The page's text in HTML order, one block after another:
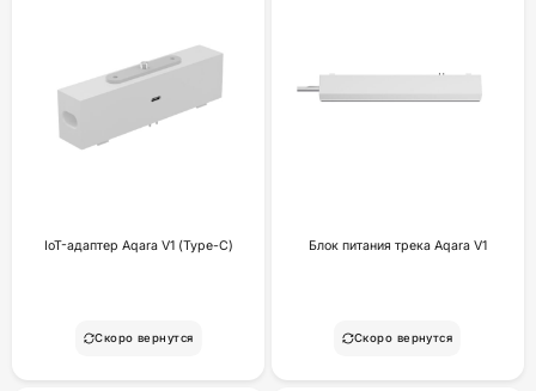
IoT-адаптер Aqara V1 (Type-C)
Скоро вернутся
Блок питания трека Aqara V1
Скоро вернутся